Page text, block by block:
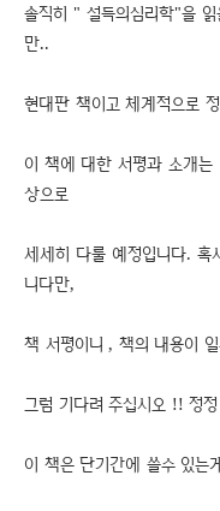
솔직히 " 설득의심리학"을
만..
현대판 책이고 체계적으로
이 책에 대한 서평과 소개
상으로
세세히 다룰 예정입니다. 혹
니다만,
책 서평이니 , 책의 내용이
그럼 기다려 주십시오 !! 정
이 책은 단기간에 쓸수 있는